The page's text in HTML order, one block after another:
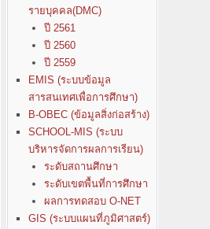
รายบุคคล(DMC)
ปี 2561
ปี 2560
ปี 2559
EMIS (ระบบข้อมูล
สารสนเทศเพื่อการศึกษา)
B-OBEC (ข้อมูลสิ่งก่อสร้าง)
SCHOOL-MIS (ระบบ
บริหารจัดการผลการเรียน)
ระดับสถานศึกษา
ระดับเขตพื้นที่การศึกษา
ผลการทดสอบ O-NET
GIS (ระบบแผนที่ภูมิศาสตร์)